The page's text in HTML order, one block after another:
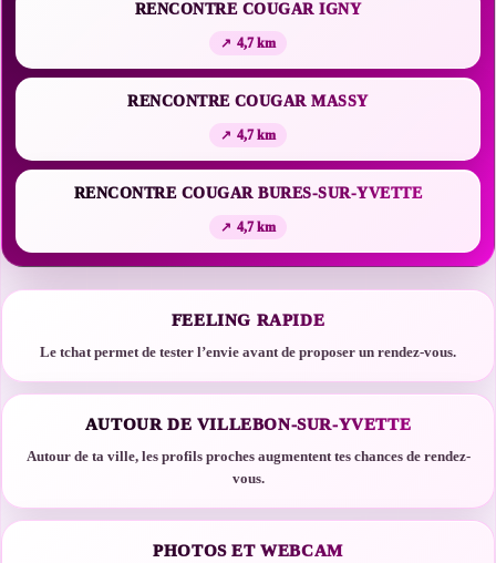
RENCONTRE COUGAR IGNY
4,7 km
RENCONTRE COUGAR MASSY
4,7 km
RENCONTRE COUGAR BURES-SUR-YVETTE
4,7 km
FEELING RAPIDE
Le tchat permet de tester l’envie avant de proposer un rendez-vous.
AUTOUR DE VILLEBON-SUR-YVETTE
Autour de ta ville, les profils proches augmentent tes chances de rendez-
vous.
PHOTOS ET WEBCAM